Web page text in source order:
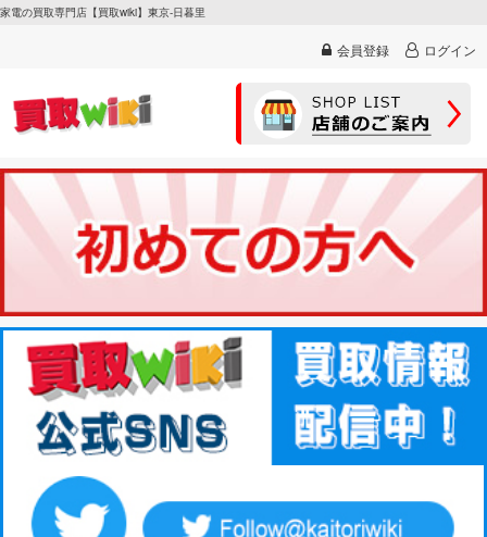
家電の買取専門店【買取wiki】東京-日暮里
会員登録 ログイン